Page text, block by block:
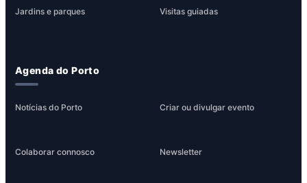
Jardins e parques Visitas guiadas
Agenda do Porto
Notícias do Porto Criar ou divulgar evento
Colaborar connosco Newsletter